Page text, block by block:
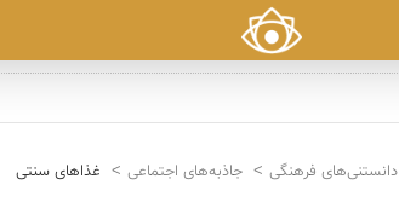
دانستنی‌های فرهنگی جاذبه‌های اجتماعی غذاهای سنتی